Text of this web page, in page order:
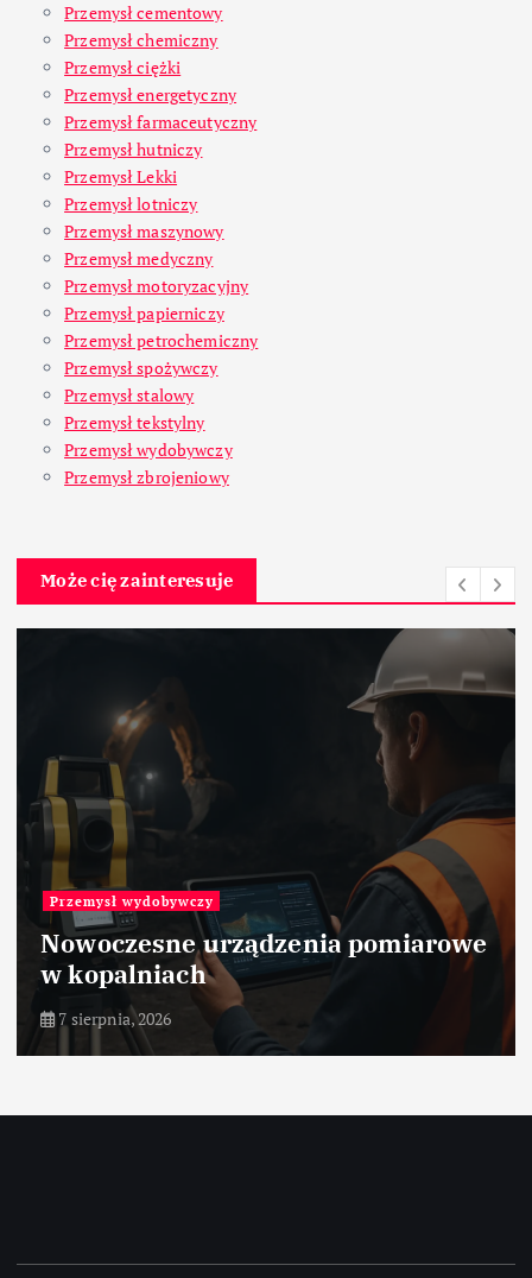
Przemysł cementowy
Przemysł chemiczny
Przemysł ciężki
Przemysł energetyczny
Przemysł farmaceutyczny
Przemysł hutniczy
Przemysł Lekki
Przemysł lotniczy
Przemysł maszynowy
Przemysł medyczny
Przemysł motoryzacyjny
Przemysł papierniczy
Przemysł petrochemiczny
Przemysł spożywczy
Przemysł stalowy
Przemysł tekstylny
Przemysł wydobywczy
Przemysł zbrojeniowy
Może cię zainteresuje
Przemysł wydobywczy
Nowoczesne urządzenia pomiarowe
w kopalniach
7 sierpnia, 2026